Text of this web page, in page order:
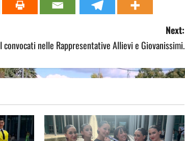
Next:
I convocati nelle Rappresentative Allievi e Giovanissimi.